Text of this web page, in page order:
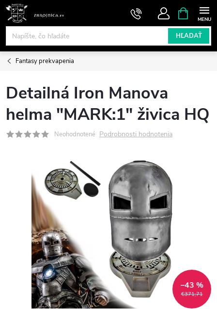
Prejsť
obsah
HĽADAŤ
KOŠÍK
Fantasy prekvapenia
Detailná Iron Manova
helma "MARK:1" živica HQ
Neohodnotené Podrobnosti hodnotenia
€371,71
–43 %